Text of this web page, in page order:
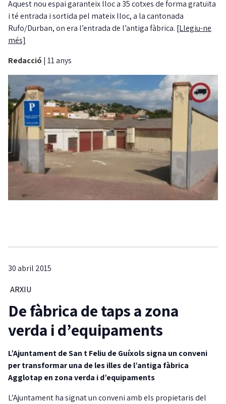
Aquest nou espai garanteix lloc a 35 cotxes de forma gratuïta
i té entrada i sortida pel mateix lloc, a la cantonada
Rufo/Durban, on era l’entrada de l’antiga fàbrica. [Llegiu-ne
més]
Redacció | 11 anys
30 abril 2015
ARXIU
De fàbrica de taps a zona
verda i d’equipaments
L’Ajuntament de San t Feliu de Guíxols signa un conveni
per transformar una de les illes de l’antiga fàbrica
Agglotap en zona verda i d’equipaments
L’Ajuntament ha signat un conveni amb els propietaris del